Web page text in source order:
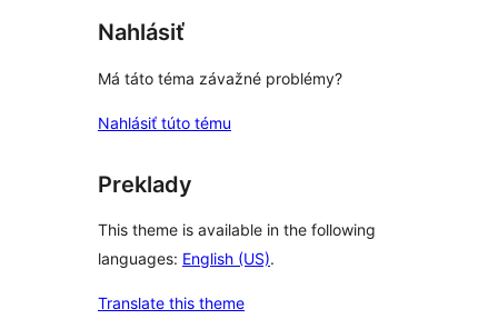
Nahlásiť
Má táto téma závažné problémy?
Nahlásiť túto tému
Preklady
This theme is available in the following
languages: English (US).
Translate this theme